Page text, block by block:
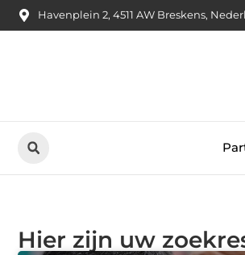
Havenplein 2, 4511 AW Breskens,
Hier zijn uw